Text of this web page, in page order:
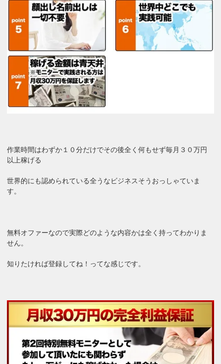
作業時間はわずか１０分だけでその後全く何もせず毎月３０万円
以上稼げる
世界的にも認められている全うなビジネスそうおっしゃていま
す。
無料オファーなので実際どのような内容かは全く持ってわかりま
せん。
知りたければ登録してね！ってな感じです。